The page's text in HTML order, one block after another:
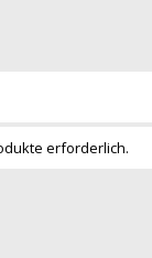
erforderlich.